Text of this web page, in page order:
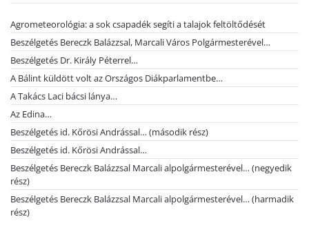
Agrometeorológia: a sok csapadék segíti a talajok feltöltődését
Beszélgetés Bereczk Balázzsal, Marcali Város Polgármesterével…
Beszélgetés Dr. Király Péterrel…
A Bálint küldött volt az Országos Diákparlamentbe…
A Takács Laci bácsi lánya…
Az Edina…
Beszélgetés id. Kőrösi Andrással… (második rész)
Beszélgetés id. Kőrösi Andrással…
Beszélgetés Bereczk Balázzsal Marcali alpolgármesterével… (negyedik
rész)
Beszélgetés Bereczk Balázzsal Marcali alpolgármesterével… (harmadik
rész)